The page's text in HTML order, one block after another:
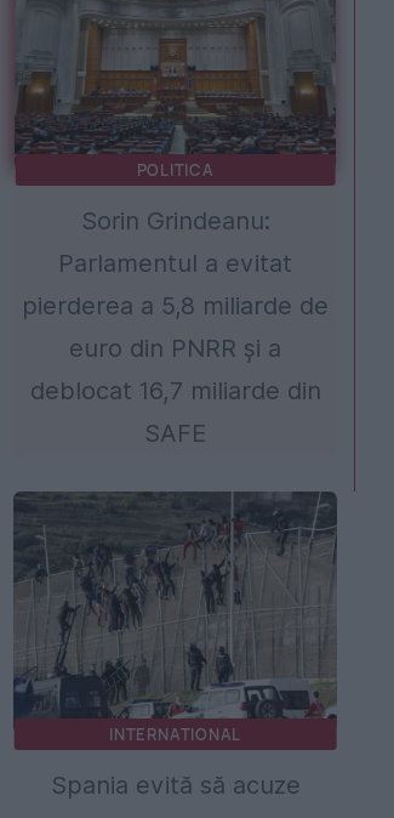
POLITICA
Sorin Grindeanu:
Parlamentul a evitat
pierderea a 5,8 miliarde de
euro din PNRR și a
deblocat 16,7 miliarde din
SAFE
INTERNATIONAL
Spania evită să acuze